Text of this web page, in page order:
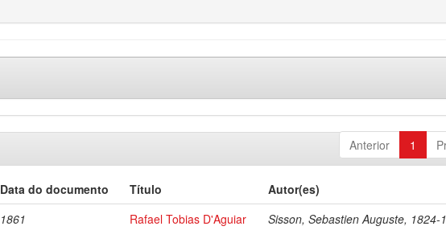
Anterior 1
Data do documento Título
Autor(es)
1861
Rafael Tobias D'Aguiar Sisson, Sebastien Auguste, 1824-